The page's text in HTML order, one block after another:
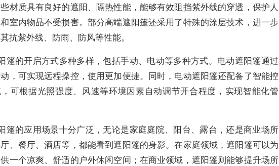
材质具有良好的遮阳、隔热性能，能够有效阻挡紫外线的穿透，保护人
室内物品不受损害。部分高端遮阳篷还采用了特殊的涂层技术，进一步
抗紫外线、防雨、防风等性能。
篷的开启方式多种多样，包括手动、电动等多种方式。电动遮阳篷通过
，可实现远程操控，使用更加便捷。同时，电动遮阳篷还配备了智能控
可根据光照强度、风速等环境因素自动调节开合程度，实现智能化管
篷的应用场景十分广泛，无论是家庭庭院、阳台、露台，还是商业场所
、餐厅、酒店等，都能看到遮阳篷的身影。在家庭领域，遮阳篷可以为
一个凉爽、舒适的户外休闲空间；在商业领域，遮阳篷则能够提升场所